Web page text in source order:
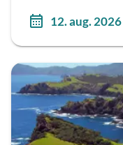
12. aug. 2026